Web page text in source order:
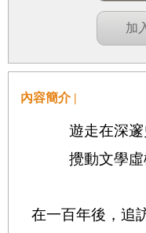
加
內容簡介 |
遊走在深
攪動文學
在一百年後，追